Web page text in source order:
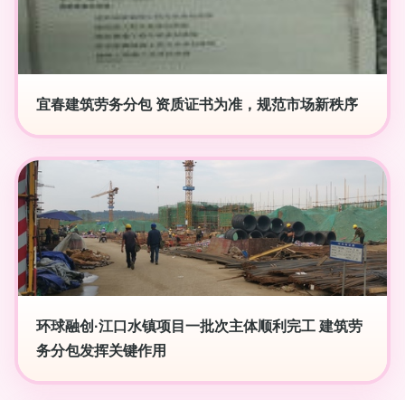
宜春建筑劳务分包 资质证书为准，规范市场新秩序
环球融创·江口水镇项目一批次主体顺利完工 建筑劳
务分包发挥关键作用